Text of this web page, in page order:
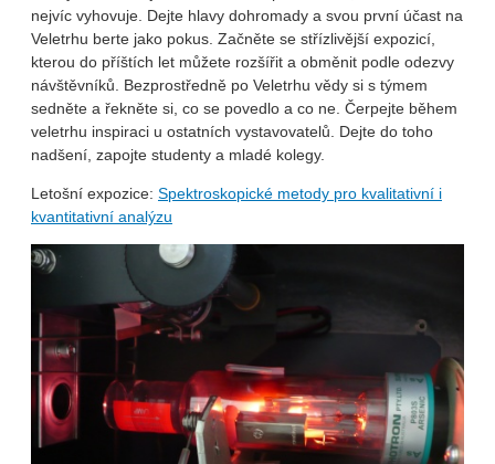
nejvíc vyhovuje. Dejte hlavy dohromady a svou první účast na
Veletrhu berte jako pokus. Začněte se střízlivější expozicí,
kterou do příštích let můžete rozšířit a obměnit podle odezvy
návštěvníků. Bezprostředně po Veletrhu vědy si s týmem
sedněte a řekněte si, co se povedlo a co ne. Čerpejte během
veletrhu inspiraci u ostatních vystavovatelů. Dejte do toho
nadšení, zapojte studenty a mladé kolegy.
Letošní expozice: Spektroskopické metody pro kvalitativní i
kvantitativní analýzu